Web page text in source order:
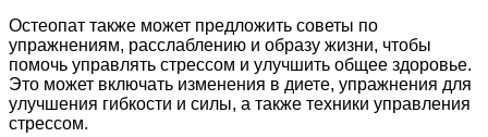
Остеопат также может предложить советы по
упражнениям, расслаблению и образу жизни, чтобы
помочь управлять стрессом и улучшить общее здоровье.
Это может включать изменения в диете, упражнения для
улучшения гибкости и силы, а также техники управления
стрессом.